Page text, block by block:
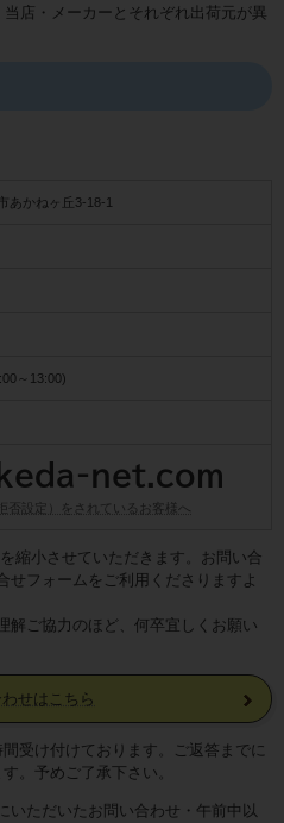
店・メーカーとそれぞれ出荷元が異
あかねヶ丘3-18-1
～13:00)
否設定）をされているお客様へ
縮小させていただきます。お問い合
せフォームをご利用くださりますよ
解ご協力のほど、何卒宜しくお願い
せはこちら
受け付けております。ご返答までに
。予めご了承下さい。
いただいたお問い合わせ・午前中以